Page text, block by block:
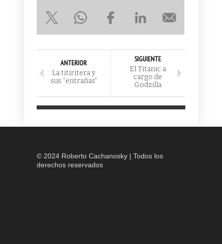
ANTERIOR
La titiritera y
sus “entrañas”
SIGUIENTE
El Titanic a
cargo de
Godzilla
© 2024 Roberto Cachanosky | Todos los
derechos reservados